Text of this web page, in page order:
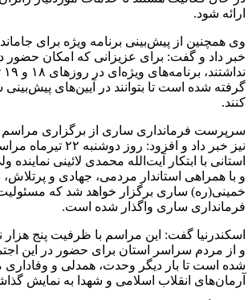
ارائه شود.
وی همچنین از پیش‌بینی برنامه ویژه برای
خبر داد و گفت: برای عزیزانی که امکان حضور
گرفته شده است تا بتوانند در آیین‌های پیش‌بینی
کنند.
سرپرست فرمانداری ساری از برگزاری مراسم
نیز خبر داد و افزود: روز
استانی با ابتکار آیت‌الله محمدی لائینی نماینده
و با همراهی استاندار مردمی، جهادی و
خمینی(ره) ساری برگزار خواهد شد که
فرمانداری ساری واگذار شده است.
اسکندرنیا گفت: این مراسم با ظرفیت پنج
و از مردم سراسر استان برای حضور در این
شده است تا بار دیگر وحدت، همدلی و وفاداری
آرمان‌های انقلاب اسلامی و شهدا به نمایش